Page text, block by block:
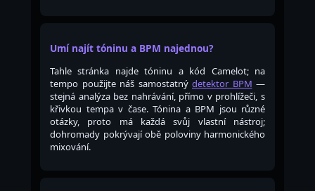
Umí najít tóninu a BPM najednou?
Tahle stránka najde tóninu a kód Camelot; na
tempo použijte náš samostatný detektor BPM —
stejná analýza bez nahrávání, přímo v prohlížeči, s
křivkou tempa v čase. Tónina a BPM jsou různé
otázky, proto má každá svůj vlastní nástroj;
dohromady pokrývají obě poloviny harmonického
mixování.